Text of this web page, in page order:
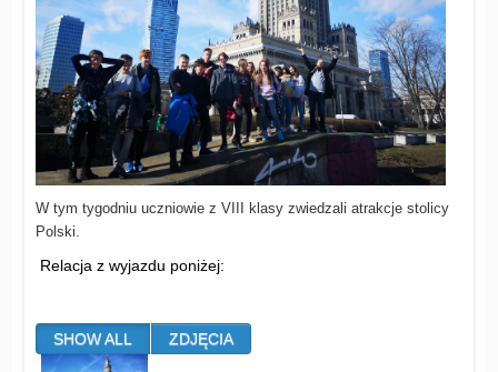
W tym tygodniu uczniowie z VIII klasy zwiedzali atrakcje stolicy
Polski.
Relacja z wyjazdu poniżej:
SHOW ALL ZDJĘCIA